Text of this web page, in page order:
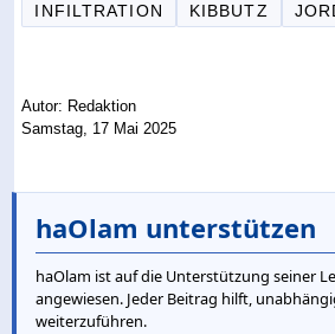
INFILTRATION
KIBBUTZ
Autor: Redaktion
Samstag, 17 Mai 2025
haOlam unterstützen
haOlam ist auf die Unterstützung seiner
angewiesen. Jeder Beitrag hilft,
weiterzuführen.